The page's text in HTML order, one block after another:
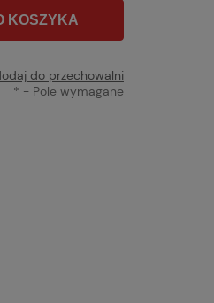
KOSZYKA
do przechowalni
* - Pole wymagane